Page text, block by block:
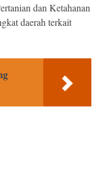
dan Ketahanan
daerah terkait